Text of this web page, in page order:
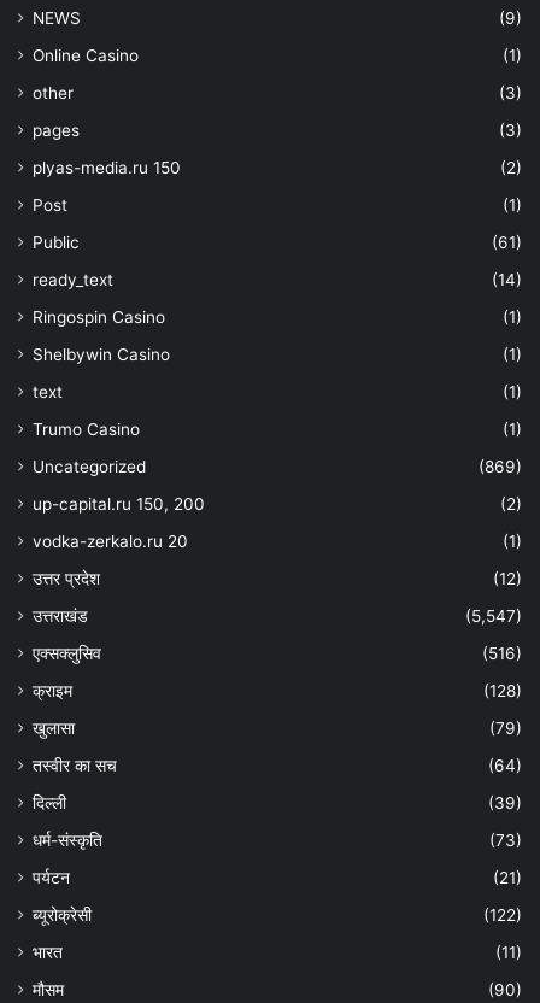
NEWS
(9)
Online Casino
(1)
other
(3)
pages
(3)
plyas-media.ru 150
(2)
Post
(1)
Public
(61)
ready_text
(14)
Ringospin Casino
(1)
Shelbywin Casino
(1)
text
(1)
Trumo Casino
(1)
Uncategorized
(869)
up-capital.ru 150, 200
(2)
vodka-zerkalo.ru 20
(1)
उत्तर प्रदेश
(12)
उत्तराखंड
(5,547)
एक्सक्लुसिव
(516)
क्राइम
(128)
खुलासा
(79)
तस्वीर का सच
(64)
दिल्ली
(39)
धर्म-संस्कृति
(73)
पर्यटन
(21)
ब्यूरोक्रेसी
(122)
भारत
(11)
मौसम
(90)